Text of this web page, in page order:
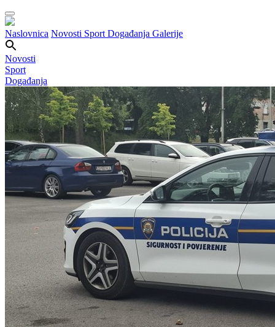
Naslovnica Novosti Sport Događanja Galerije
Novosti
Sport
Događanja